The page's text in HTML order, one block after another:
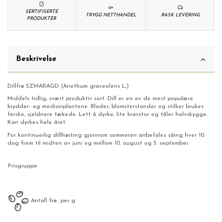
RASK LEVERING
TRYGG NETTHANDEL
SERTIFISERTE
PRODUKTER
Beskrivelse
Dillfrø SZMARAGD (Anethum graveolens L.)
Middels tidlig, svært produktiv sort. Dill er en av de mest populære
krydder- og medisinplantene. Blader, blomsterstander og stilker brukes
ferske, sjeldnere tørkede. Lett å dyrke, lite kravstor og tåler halvskygge.
Kan dyrkes hele året.
For kontinuerlig dillhøsting gjennom sommeren anbefales såing hver 10.
dag frem til midten av juni og mellom 10. august og 5. september.
Prisgruppe
Antall frø per g